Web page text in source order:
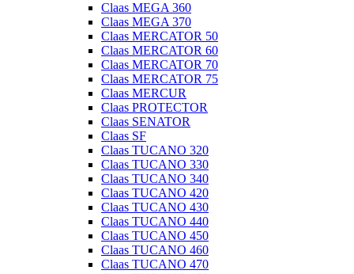
Claas MEGA 360
Claas MEGA 370
Claas MERCATOR 50
Claas MERCATOR 60
Claas MERCATOR 70
Claas MERCATOR 75
Claas MERCUR
Claas PROTECTOR
Claas SENATOR
Claas SF
Claas TUCANO 320
Claas TUCANO 330
Claas TUCANO 340
Claas TUCANO 420
Claas TUCANO 430
Claas TUCANO 440
Claas TUCANO 450
Claas TUCANO 460
Claas TUCANO 470